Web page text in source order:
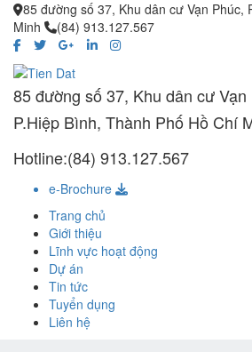
85 đường số 37, Khu dân cư Vạn Phúc,
Minh
(84) 913.127.567
85 đường số 37, Khu dân cư Vạn
P.Hiệp Bình, Thành Phố Hồ Chí
Hotline:(84) 913.127.567
e-Brochure
Trang chủ
Giới thiệu
Lĩnh vực hoạt động
Dự án
Tin tức
Tuyển dụng
Liên hệ